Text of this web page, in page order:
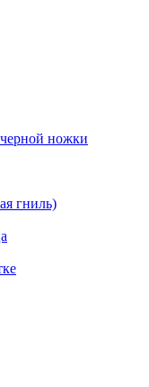
ножки
гниль)